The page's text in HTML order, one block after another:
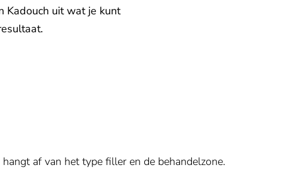
Kadouch uit wat je kunt
af van het type filler en de behandelzone.